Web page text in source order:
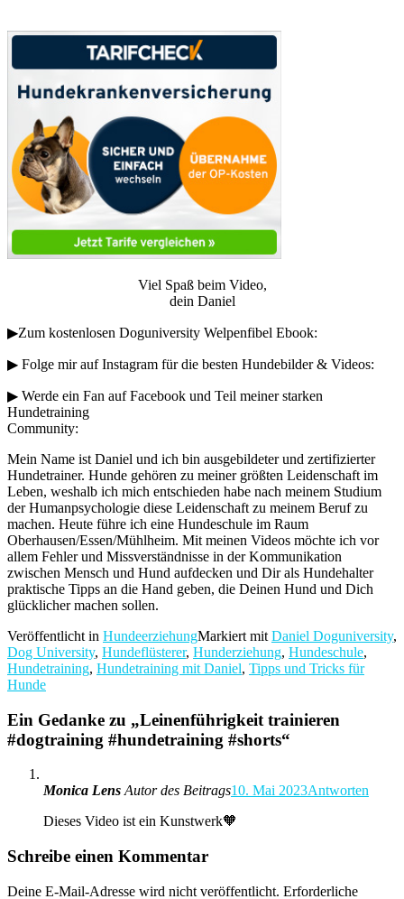
Viel Spaß beim Video,
dein Daniel
▶︎Zum kostenlosen Doguniversity Welpenfibel Ebook:
▶︎ Folge mir auf Instagram für die besten Hundebilder & Videos:
▶︎ Werde ein Fan auf Facebook und Teil meiner starken
Hundetraining
Community:
Mein Name ist Daniel und ich bin ausgebildeter und zertifizierter
Hundetrainer. Hunde gehören zu meiner größten Leidenschaft im
Leben, weshalb ich mich entschieden habe nach meinem Studium
der Humanpsychologie diese Leidenschaft zu meinem Beruf zu
machen. Heute führe ich eine Hundeschule im Raum
Oberhausen/Essen/Mühlheim. Mit meinen Videos möchte ich vor
allem Fehler und Missverständnisse in der Kommunikation
zwischen Mensch und Hund aufdecken und Dir als Hundehalter
praktische Tipps an die Hand geben, die Deinen Hund und Dich
glücklicher machen sollen.
Veröffentlicht in HundeerziehungMarkiert mit Daniel Doguniversity,
Dog University, Hundeflüsterer, Hunderziehung, Hundeschule,
Hundetraining, Hundetraining mit Daniel, Tipps und Tricks für
Hunde
Ein Gedanke zu „Leinenführigkeit trainieren
#dogtraining #hundetraining #shorts“
Monica Lens Autor des Beitrags10. Mai 2023Antworten
Dieses Video ist ein Kunstwerk🧡
Schreibe einen Kommentar
Deine E-Mail-Adresse wird nicht veröffentlicht. Erforderliche